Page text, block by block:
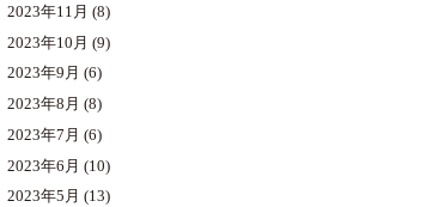
2023年11月 (8)
2023年10月 (9)
2023年9月 (6)
2023年8月 (8)
2023年7月 (6)
2023年6月 (10)
2023年5月 (13)